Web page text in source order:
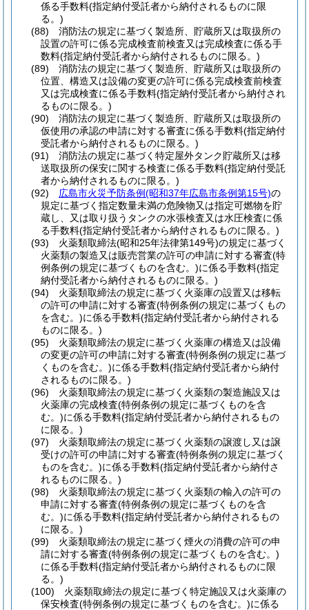
係る手数料(指定納付受託者から納付されるものに限
る。)
(88)
消防法の規定に基づく製造所、貯蔵所又は取扱所の
設置の許可に係る完成検査前検査又は完成検査に係る手
数料(指定納付受託者から納付されるものに限る。)
(89)
消防法の規定に基づく製造所、貯蔵所又は取扱所の
位置、構造又は設備の変更の許可に係る完成検査前検査
又は完成検査に係る手数料(指定納付受託者から納付され
るものに限る。)
(90)
消防法の規定に基づく製造所、貯蔵所又は取扱所の
仮使用の承認の申請に対する審査に係る手数料(指定納付
受託者から納付されるものに限る。)
(91)
消防法の規定に基づく特定屋外タンク貯蔵所又は移
送取扱所の保安に関する検査に係る手数料(指定納付受託
者から納付されるものに限る。)
(92)
広島市火災予防条例(昭和37年広島市条例第15号)の
規定に基づく指定数量未満の危険物又は指定可燃物を貯
蔵し、又は取り扱うタンクの水張検査又は水圧検査に係
る手数料(指定納付受託者から納付されるものに限る。)
(93)
火薬類取締法(昭和25年法律第149号)の規定に基づく
火薬類の製造又は販売営業の許可の申請に対する審査(特
例条例の規定に基づくものを含む。)に係る手数料(指定
納付受託者から納付されるものに限る。)
(94)
火薬類取締法の規定に基づく火薬庫の設置又は移転
の許可の申請に対する審査(特例条例の規定に基づくもの
を含む。)に係る手数料(指定納付受託者から納付される
ものに限る。)
(95)
火薬類取締法の規定に基づく火薬庫の構造又は設備
の変更の許可の申請に対する審査(特例条例の規定に基づ
くものを含む。)に係る手数料(指定納付受託者から納付
されるものに限る。)
(96)
火薬類取締法の規定に基づく火薬類の製造施設又は
火薬庫の完成検査(特例条例の規定に基づくものを含
む。)に係る手数料(指定納付受託者から納付されるもの
に限る。)
(97)
火薬類取締法の規定に基づく火薬類の譲渡し又は譲
受けの許可の申請に対する審査(特例条例の規定に基づく
ものを含む。)に係る手数料(指定納付受託者から納付さ
れるものに限る。)
(98)
火薬類取締法の規定に基づく火薬類の輸入の許可の
申請に対する審査(特例条例の規定に基づくものを含
む。)に係る手数料(指定納付受託者から納付されるもの
に限る。)
(99)
火薬類取締法の規定に基づく煙火の消費の許可の申
請に対する審査(特例条例の規定に基づくものを含む。)
に係る手数料(指定納付受託者から納付されるものに限
る。)
(100)
火薬類取締法の規定に基づく特定施設又は火薬庫の
保安検査(特例条例の規定に基づくものを含む。)に係る